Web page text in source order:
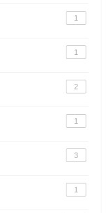
1
1
2
1
3
1